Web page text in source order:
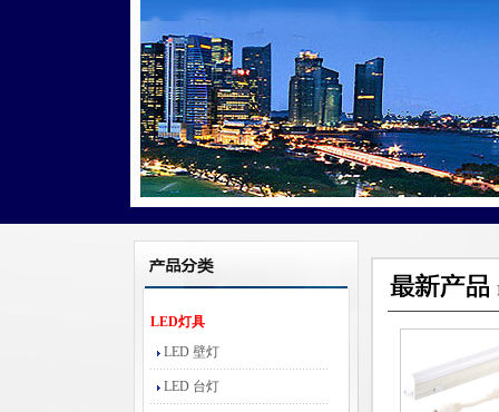
LED灯具
LED 壁灯
LED 台灯